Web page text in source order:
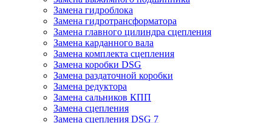
Замена гидроблока
Замена гидротрансформатора
Замена главного цилиндра сцепления
Замена карданного вала
Замена комплекта сцепления
Замена коробки DSG
Замена раздаточной коробки
Замена редуктора
Замена сальников КПП
Замена сцепления
Замена сцепления DSG 7